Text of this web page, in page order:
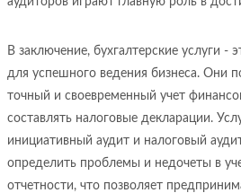
В заключение, бухгалтерские услуги -
для успешного ведения бизнеса. Они
точный и своевременный учет
составлять налоговые декларации.
инициативный аудит и налоговый
определить проблемы и недочеты в
отчетности, что позволяет